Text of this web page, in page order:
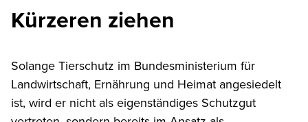
Kürzeren ziehen
Solange Tierschutz im Bundesministerium für
Landwirtschaft, Ernährung und Heimat angesiedelt
ist, wird er nicht als eigenständiges Schutzgut